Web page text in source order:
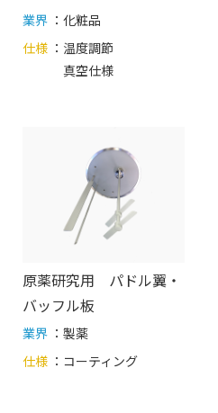
業界 ：化粧品
仕様 ： 温度調節
真空仕様
原薬研究用 パドル翼・
バッフル板
業界 ：製薬
仕様 ： コーティング